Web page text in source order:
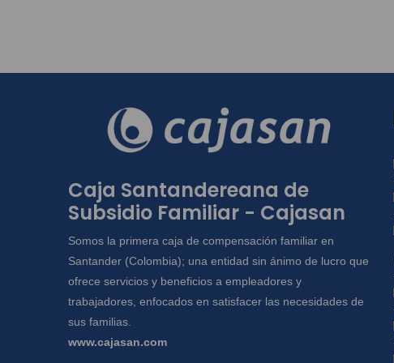
Caja Santandereana de
Subsidio Familiar - Cajasan
Somos la primera caja de compensación familiar en
Santander (Colombia); una entidad sin ánimo de lucro que
ofrece servicios y beneficios a empleadores y
trabajadores, enfocados en satisfacer las necesidades de
sus familias.
www.cajasan.com